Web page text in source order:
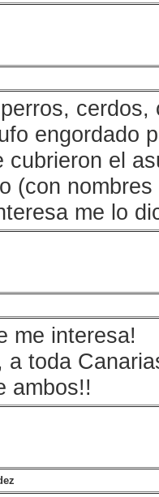
engordado
cubrieron el
(con
me lo
me interesa!
a toda
ambos!!